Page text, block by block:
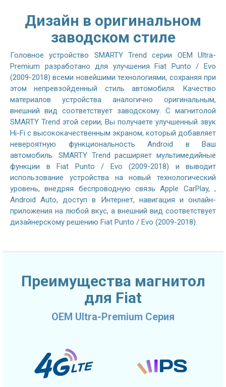
Дизайн в оригинальном
заводском стиле
Головное устройство SMARTY Trend серии OEM Ultra-
Premium разработано для улучшения Fiat Punto / Evo
(2009-2018) всеми новейшими технологиями, сохраняя при
этом непревзойденный стиль автомобиля. Качество
материалов устройства аналогично оригинальным,
внешний вид соответствует заводскому. С магнитолой
SMARTY Trend этой серии, Вы получаете улучшенный звук
Hi-Fi с высококачественным экраном, который добавляет
невероятную функциональность Android в Ваш
автомобиль. SMARTY Trend расширяет мультимедийные
функции в Fiat Punto / Evo (2009-2018) и выводит
использование устройства на новый технологический
уровень, внедряя беспроводную связь Apple CarPlay, ,
Android Auto, доступ в Интернет, навигация и онлайн-
приложения на любой вкус, а внешний вид соответствует
дизайнерскому решению Fiat Punto / Evo (2009-2018).
Преимущества магнитол
для Fiat
OEM Ultra-Premium Серия